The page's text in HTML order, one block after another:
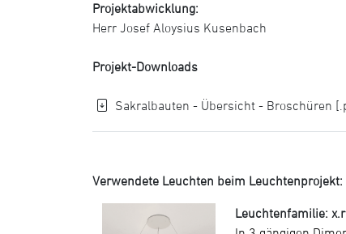
Projektabwicklung:
Herr Josef Aloysius Kusenbach
Projekt-Downloads
Sakralbauten - Übersicht - Broschüren
Verwendete Leuchten beim
Leuchtenfamilie: